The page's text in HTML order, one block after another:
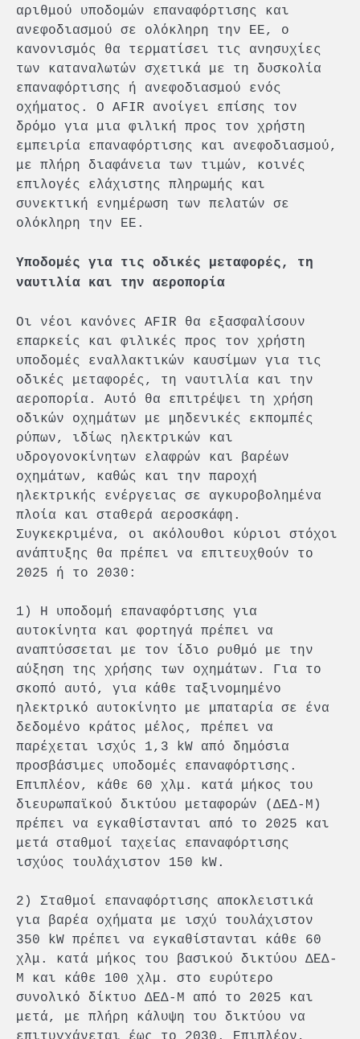
αριθμού υποδομών επαναφόρτισης και
ανεφοδιασμού σε ολόκληρη την ΕΕ, ο
κανονισμός θα τερματίσει τις ανησυχίες
των καταναλωτών σχετικά με τη δυσκολία
επαναφόρτισης ή ανεφοδιασμού ενός
οχήματος. Ο AFIR ανοίγει επίσης τον
δρόμο για μια φιλική προς τον χρήστη
εμπειρία επαναφόρτισης και ανεφοδιασμού,
με πλήρη διαφάνεια των τιμών, κοινές
επιλογές ελάχιστης πληρωμής και
συνεκτική ενημέρωση των πελατών σε
ολόκληρη την ΕΕ.
Υποδομές για τις οδικές μεταφορές, τη
ναυτιλία και την αεροπορία
Οι νέοι κανόνες AFIR θα εξασφαλίσουν
επαρκείς και φιλικές προς τον χρήστη
υποδομές εναλλακτικών καυσίμων για τις
οδικές μεταφορές, τη ναυτιλία και την
αεροπορία. Αυτό θα επιτρέψει τη χρήση
οδικών οχημάτων με μηδενικές εκπομπές
ρύπων, ιδίως ηλεκτρικών και
υδρογονοκίνητων ελαφρών και βαρέων
οχημάτων, καθώς και την παροχή
ηλεκτρικής ενέργειας σε αγκυροβολημένα
πλοία και σταθερά αεροσκάφη.
Συγκεκριμένα, οι ακόλουθοι κύριοι στόχοι
ανάπτυξης θα πρέπει να επιτευχθούν το
2025 ή το 2030:
1) Η υποδομή επαναφόρτισης για
αυτοκίνητα και φορτηγά πρέπει να
αναπτύσσεται με τον ίδιο ρυθμό με την
αύξηση της χρήσης των οχημάτων. Για το
σκοπό αυτό, για κάθε ταξινομημένο
ηλεκτρικό αυτοκίνητο με μπαταρία σε ένα
δεδομένο κράτος μέλος, πρέπει να
παρέχεται ισχύς 1,3 kW από δημόσια
προσβάσιμες υποδομές επαναφόρτισης.
Επιπλέον, κάθε 60 χλμ. κατά μήκος του
διευρωπαϊκού δικτύου μεταφορών (ΔΕΔ-Μ)
πρέπει να εγκαθίστανται από το 2025 και
μετά σταθμοί ταχείας επαναφόρτισης
ισχύος τουλάχιστον 150 kW.
2) Σταθμοί επαναφόρτισης αποκλειστικά
για βαρέα οχήματα με ισχύ τουλάχιστον
350 kW πρέπει να εγκαθίστανται κάθε 60
χλμ. κατά μήκος του βασικού δικτύου ΔΕΔ-
Μ και κάθε 100 χλμ. στο ευρύτερο
συνολικό δίκτυο ΔΕΔ-Μ από το 2025 και
μετά, με πλήρη κάλυψη του δικτύου να
επιτυγχάνεται έως το 2030. Επιπλέον,